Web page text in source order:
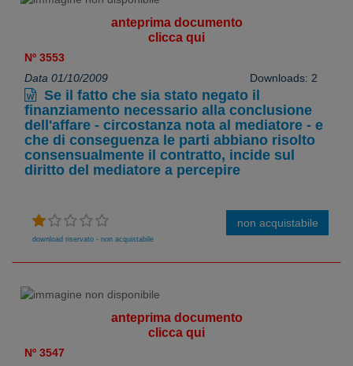
anteprima documento
clicca qui
Nº 3553
Data 01/10/2009
Downloads: 2
Se il fatto che sia stato negato il
finanziamento necessario alla conclusione
dell'affare - circostanza nota al mediatore - e
che di conseguenza le parti abbiano risolto
consensualmente il contratto, incide sul
diritto del mediatore a percepire
download riservato - non acquistabile
non acquistabile
anteprima documento
clicca qui
Nº 3547